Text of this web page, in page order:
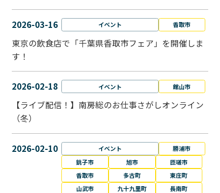
2026-03-16 イベント 香取市
東京の飲食店で「千葉県香取市フェア」を開催しま
す！
2026-02-18 イベント 館山市
【ライブ配信！】南房総のお仕事さがしオンライン
（冬）
2026-02-10 イベント
勝浦市
銚子市
旭市
匝瑳市
香取市
多古町
東庄町
山武市
九十九里町
長南町